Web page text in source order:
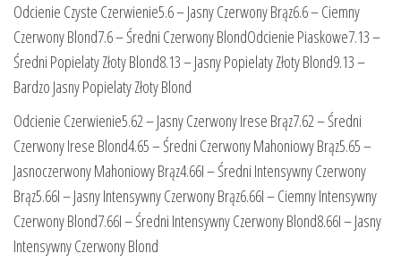
Odcienie Czyste Czerwienie5.6 – Jasny Czerwony Brąz6.6 – Ciemny
Czerwony Blond7.6 – Średni Czerwony BlondOdcienie Piaskowe7.13 –
Średni Popielaty Złoty Blond8.13 – Jasny Popielaty Złoty Blond9.13 –
Bardzo Jasny Popielaty Złoty Blond
Odcienie Czerwienie5.62 – Jasny Czerwony Irese Brąz7.62 – Średni
Czerwony Irese Blond4.65 – Średni Czerwony Mahoniowy Brąz5.65 –
Jasnoczerwony Mahoniowy Brąz4.66I – Średni Intensywny Czerwony
Brąz5.66I – Jasny Intensywny Czerwony Brąz6.66I – Ciemny Intensywny
Czerwony Blond7.66I – Średni Intensywny Czerwony Blond8.66I – Jasny
Intensywny Czerwony Blond